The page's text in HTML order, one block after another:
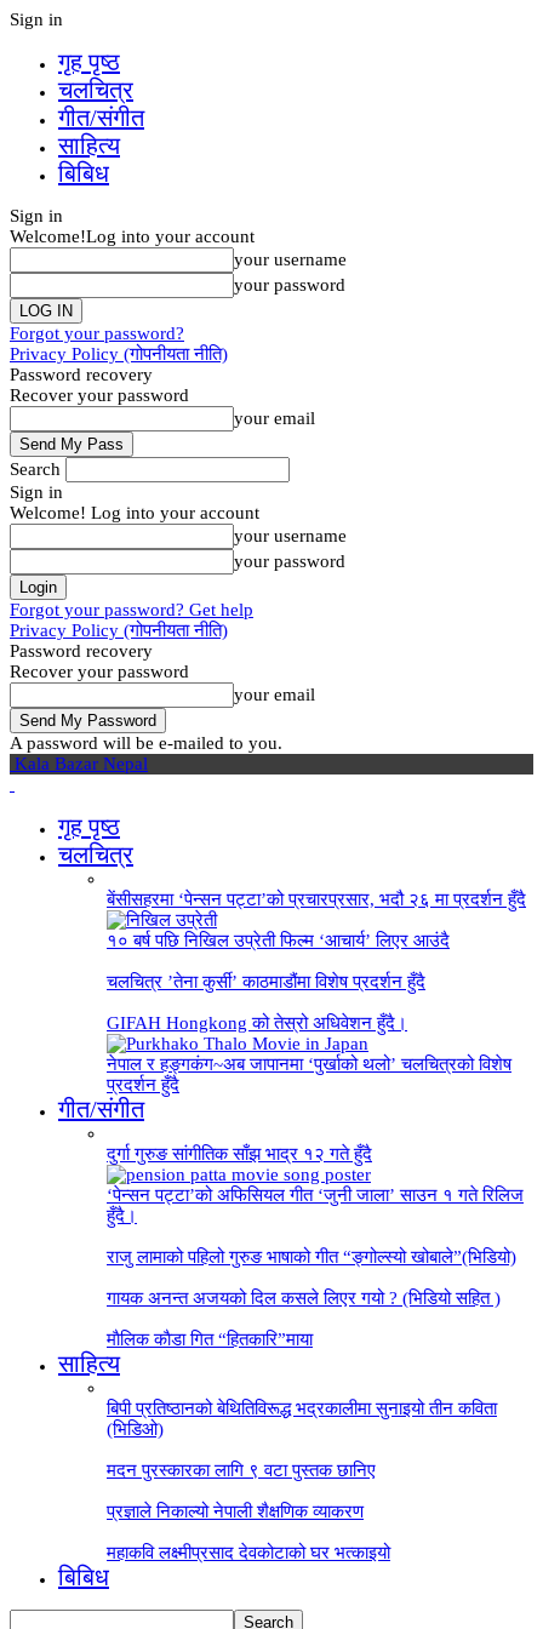
Sign in
गृह पृष्‍ठ
चलचित्र
गीत/संगीत
साहित्य
बिबिध
Sign in
Welcome!Log into your account
your username
your password
Forgot your password?
Privacy Policy (गोपनीयता नीति)
Password recovery
Recover your password
your email
Search
Sign in
Welcome! Log into your account
your username
your password
Forgot your password? Get help
Privacy Policy (गोपनीयता नीति)
Password recovery
Recover your password
your email
A password will be e-mailed to you.
Kala Bazar Nepal
गृह पृष्‍ठ
चलचित्र
बेंसीसहरमा ‘पेन्सन पट्टा’को प्रचारप्रसार, भदौ २६ मा प्रदर्शन हुँदै
१० बर्ष पछि निखिल उप्रेती फिल्म ‘आचार्य’ लिएर आउंदै
चलचित्र ’तेना कुर्सी’ काठमाडौंमा विशेष प्रदर्शन हुँदै
GIFAH Hongkong को तेस्रो अधिवेशन हुँदै।
नेपाल र हङ्गकंग~अब जापानमा ‘पुर्खाको थलो’ चलचित्रको विशेष
प्रदर्शन हुँदै
गीत/संगीत
दुर्गा गुरुङ सांगीतिक साँझ भाद्र १२ गते हुँदै
‘पेन्सन पट्टा’को अफिसियल गीत ‘जुनी जाला’ साउन १ गते रिलिज
हुँदै।
राजु लामाको पहिलो गुरुङ भाषाको गीत “ङ्गोल्स्यो खोबाले”(भिडियो)
गायक अनन्त अजयको दिल कसले लिएर गयो ? (भिडियो सहित )
माैलिक काैडा गित “हितकारि”माया
साहित्य
बिपी प्रतिष्ठानको बेथितिविरूद्ध भद्रकालीमा सुनाइयो तीन कविता
(भिडिओ)
मदन पुरस्कारका लागि ९ वटा पुस्तक छानिए
प्रज्ञाले निकाल्यो नेपाली शैक्षणिक व्याकरण
महाकवि लक्ष्मीप्रसाद देवकोटाको घर भत्काइयो
बिबिध